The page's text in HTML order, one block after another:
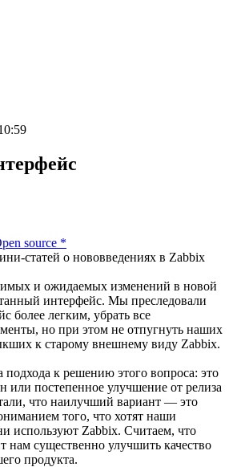
source *
статей о нововведениях в Zabbix
и ожидаемых изменений в новой
интерфейс. Мы преследовали
более легким, убрать все
но при этом не отпугнуть наших
к старому внешнему виду Zabbix.
к решению этого вопроса: это
или постепенное улучшение от релиза
что наилучший вариант — это
того, что хотят наши
используют Zabbix. Считаем, что
нам существенно улучшить качество
продукта.